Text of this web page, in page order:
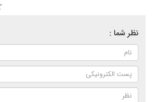
نظر شما :